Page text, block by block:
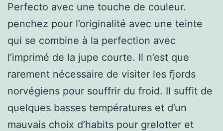
Perfecto avec une touche de couleur.
penchez pour l’originalité avec une teinte
qui se combine à la perfection avec
l’imprimé de la jupe courte. Il n’est que
rarement nécessaire de visiter les fjords
norvégiens pour souffrir du froid. Il suffit de
quelques basses températures et d’un
mauvais choix d’habits pour grelotter et